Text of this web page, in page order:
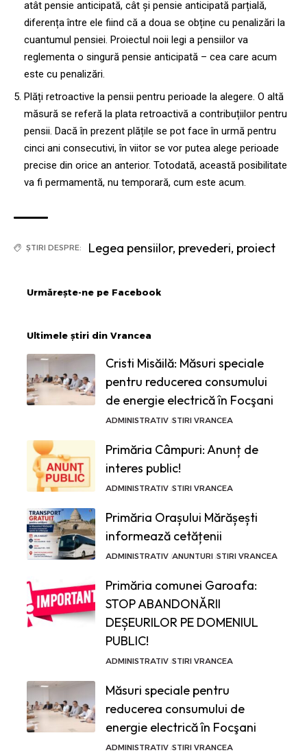
atât pensie anticipată, cât și pensie anticipată parțială,
diferența între ele fiind că a doua se obține cu penalizări la
cuantumul pensiei. Proiectul noii legi a pensiilor va
reglementa o singură pensie anticipată – cea care acum
este cu penalizări.
Plăți retroactive la pensii pentru perioade la alegere. O altă
măsură se referă la plata retroactivă a contribuțiilor pentru
pensii. Dacă în prezent plățile se pot face în urmă pentru
cinci ani consecutivi, în viitor se vor putea alege perioade
precise din orice an anterior. Totodată, această posibilitate
va fi permamentă, nu temporară, cum este acum.
ȘTIRI DESPRE: Legea pensiilor, prevederi, proiect
Urmărește-ne pe Facebook
Ultimele știri din Vrancea
Cristi Misăilă: Măsuri speciale
pentru reducerea consumului
de energie electrică în Focşani
ADMINISTRATIV STIRI VRANCEA
Primăria Câmpuri: Anunț de
interes public!
ADMINISTRATIV STIRI VRANCEA
Primăria Orașului Mărășești
informează cetățenii
ADMINISTRATIV ANUNTURI STIRI VRANCEA
Primăria comunei Garoafa:
STOP ABANDONĂRII
DEȘEURILOR PE DOMENIUL
PUBLIC!
ADMINISTRATIV STIRI VRANCEA
Măsuri speciale pentru
reducerea consumului de
energie electrică în Focşani
ADMINISTRATIV STIRI VRANCEA